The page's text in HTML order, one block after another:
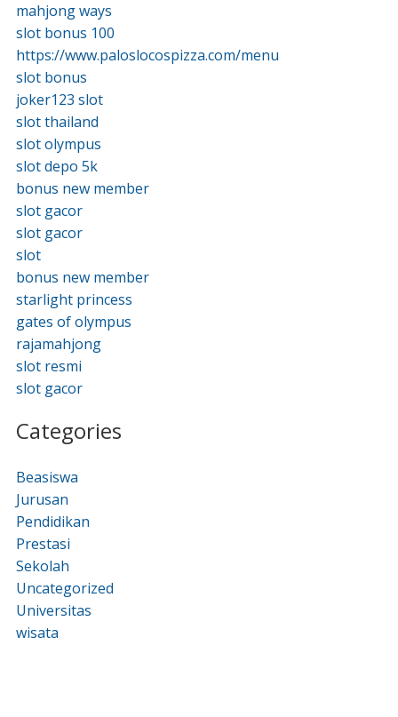
mahjong ways
slot bonus 100
https://www.paloslocospizza.com/menu
slot bonus
joker123 slot
slot thailand
slot olympus
slot depo 5k
bonus new member
slot gacor
slot gacor
slot
bonus new member
starlight princess
gates of olympus
rajamahjong
slot resmi
slot gacor
Categories
Beasiswa
Jurusan
Pendidikan
Prestasi
Sekolah
Uncategorized
Universitas
wisata